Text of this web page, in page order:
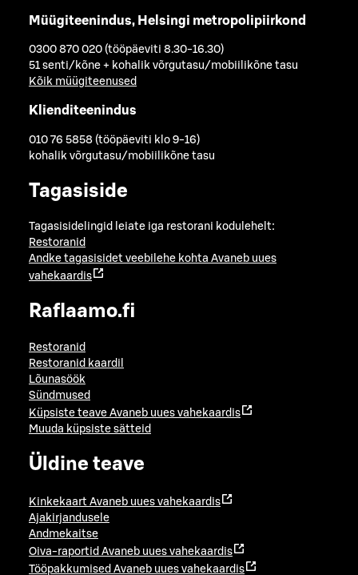
Müügiteenindus, Helsingi metropolipiirkond
0300 870 020 (tööpäeviti 8.30-16.30)
51 senti/kõne + kohalik võrgutasu/mobiilikõne tasu
Kõik müügiteenused
Klienditeenindus
010 76 5858 (tööpäeviti klo 9-16)
kohalik võrgutasu/mobiilikõne tasu
Tagasiside
Tagasisidelingid leiate iga restorani kodulehelt:
Restoranid
Andke tagasisidet veebilehe kohta Avaneb uues
vahekaardis
Raflaamo.fi
Restoranid
Restoranid kaardil
Lõunasöök
Sündmused
Küpsiste teave Avaneb uues vahekaardis
Muuda küpsiste sätteid
Üldine teave
Kinkekaart Avaneb uues vahekaardis
Ajakirjandusele
Andmekaitse
Oiva-raportid Avaneb uues vahekaardis
Tööpakkumised Avaneb uues vahekaardis